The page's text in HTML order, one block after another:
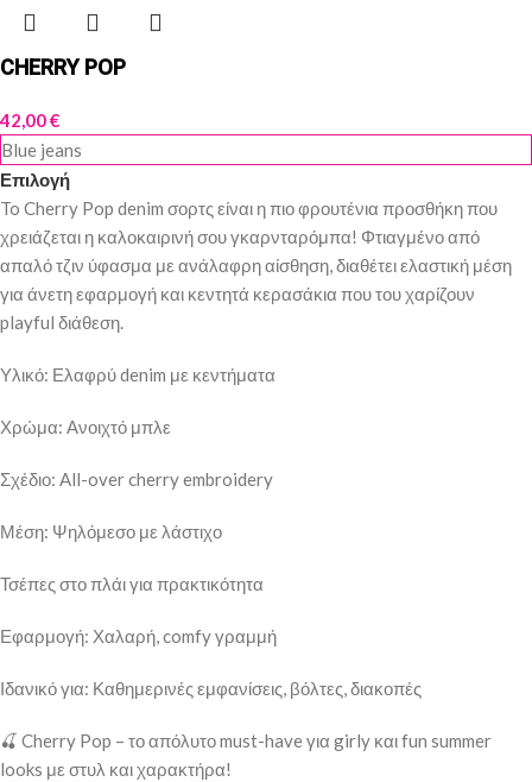
CHERRY POP
42,00€
Blue jeans
Επιλογή
To Cherry Pop denim σορτς είναι η πιο φρουτένια προσθήκη που
χρειάζεται η καλοκαιρινή σου γκαρνταρόμπα! Φτιαγμένο από
απαλό τζιν ύφασμα με ανάλαφρη αίσθηση, διαθέτει ελαστική μέση
για άνετη εφαρμογή και κεντητά κερασάκια που του χαρίζουν
playful διάθεση.
Υλικό: Ελαφρύ denim με κεντήματα
Χρώμα: Ανοιχτό μπλε
Σχέδιο: All-over cherry embroidery
Μέση: Ψηλόμεσο με λάστιχο
Τσέπες στο πλάι για πρακτικότητα
Εφαρμογή: Χαλαρή, comfy γραμμή
Ιδανικό για: Καθημερινές εμφανίσεις, βόλτες, διακοπές
🍒 Cherry Pop – το απόλυτο must-have για girly και fun summer
looks με στυλ και χαρακτήρα!